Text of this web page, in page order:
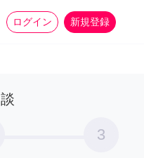
ログイン 新規登録
家事 more_horiz
3